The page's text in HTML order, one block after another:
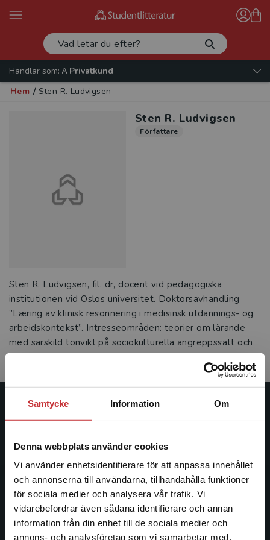
Samtycke Information Om
Denna webbplats använder cookies
Vi använder enhetsidentifierare för att anpassa innehållet
och annonserna till användarna, tillhandahålla funktioner
för sociala medier och analysera vår trafik. Vi
vidarebefordrar även sådana identifierare och annan
information från din enhet till de sociala medier och
annons- och analysföretag som vi samarbetar med.
Begränsad fraktregion
Handlar som:
Privatkund
Hem / Sten R. Ludvigsen
Sten R. Ludvigsen
Författare
Sten R. Ludvigsen, fil. dr, docent vid pedagogiska
institutionen vid Oslos universitet. Doktorsavhandling
”Læring av klinisk resonnering i medisinsk utdannings- og
arbeidskontekst”. Intresseområden: teorier om lärande
med särskild tonvikt på sociokulturella angreppssätt och
högre utbildning.
Studentlitteratur
Studentlitteratur grundades 1963 och är idag Sveriges
ledande utbildningsförlag. Med läromedel, kurslitteratur,
facklitteratur, utbildningar och digitala
informationstjänster i utbudet, finns Studentlitteratur med
längs hela kunskapsresan.
Kontakta oss